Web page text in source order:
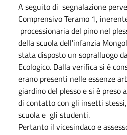
A seguito di segnalazione
Comprensivo Teramo 1,
processionaria del pino nel
della scuola dell'infanzia
stata disposto un sopralluogo
Ecologico. Dalla verifica si è
erano presenti nelle essenze
giardino del plesso e si è
di contatto con gli insetti
scuola e gli studenti.
Pertanto il vicesindaco e